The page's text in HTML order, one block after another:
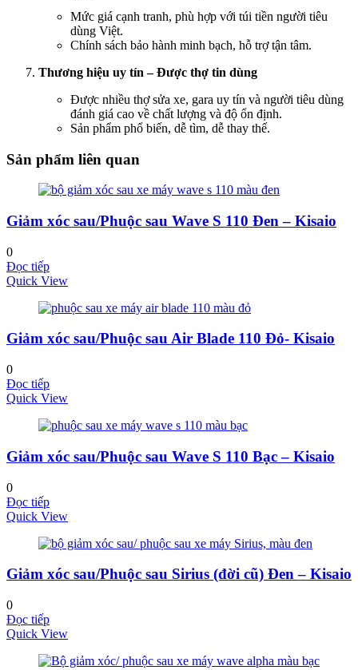
Mức giá cạnh tranh, phù hợp với túi tiền người tiêu
dùng Việt.
Chính sách bảo hành minh bạch, hỗ trợ tận tâm.
Thương hiệu uy tín – Được thợ tin dùng
Được nhiều thợ sửa xe, gara uy tín và người tiêu dùng
đánh giá cao về chất lượng và độ ổn định.
Sản phẩm phổ biến, dễ tìm, dễ thay thế.
Sản phẩm liên quan
Giảm xóc sau/Phuộc sau Wave S 110 Đen – Kisaio
0
Đọc tiếp
Quick View
Giảm xóc sau/Phuộc sau Air Blade 110 Đỏ- Kisaio
0
Đọc tiếp
Quick View
Giảm xóc sau/Phuộc sau Wave S 110 Bạc – Kisaio
0
Đọc tiếp
Quick View
Giảm xóc sau/Phuộc sau Sirius (đời cũ) Đen – Kisaio
0
Đọc tiếp
Quick View